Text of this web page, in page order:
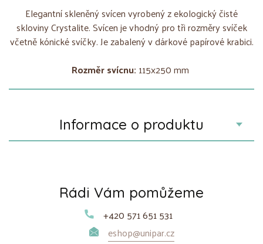
Elegantní skleněný svícen vyrobený z ekologický čisté
skloviny Crystalite. Svícen je vhodný pro tři rozměry svíček
včetně kónické svíčky. Je zabalený v dárkové papírové krabici.
Rozměr svícnu: 115x250 mm
Informace o produktu
Rádi Vám pomůžeme
+420 571 651 531
eshop@unipar.cz